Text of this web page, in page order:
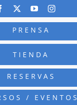
PRENSA
TIENDA
RESERVAS
/ EVENTOS